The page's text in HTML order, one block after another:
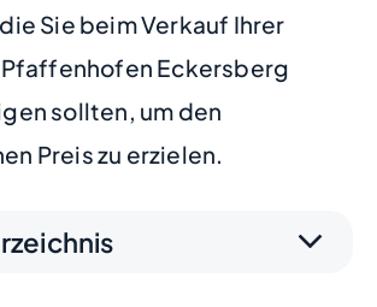
Sie beim Verkauf Ihrer
Eckersberg
sollten, um den
Preis zu erzielen.